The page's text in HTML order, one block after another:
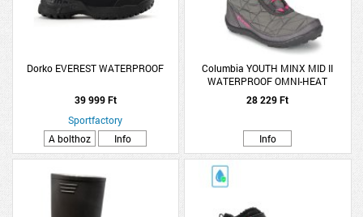
Dorko EVEREST WATERPROOF
39 999 Ft
Sportfactory
A bolthoz
Info
Columbia YOUTH MINX MID II
WATERPROOF OMNI-HEAT
28 229 Ft
Info